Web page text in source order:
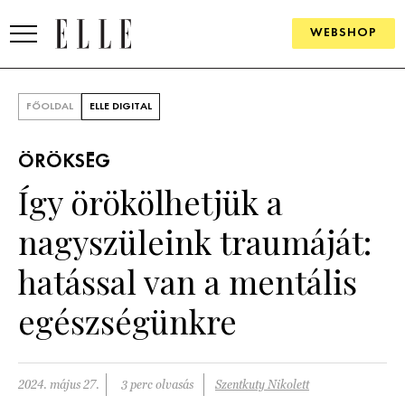
WEBSHOP
SZÉPSÉG
KULTÚRA
PSZICHÉ
PÁRKAPCSOLAT
FŐOLDAL ELLE DIGITAL
ÖRÖKSÉG
Így örökölhetjük a
nagyszüleink traumáját:
hatással van a mentális
egészségünkre
2024. május 27. 3 perc olvasás Szentkuty Nikolett